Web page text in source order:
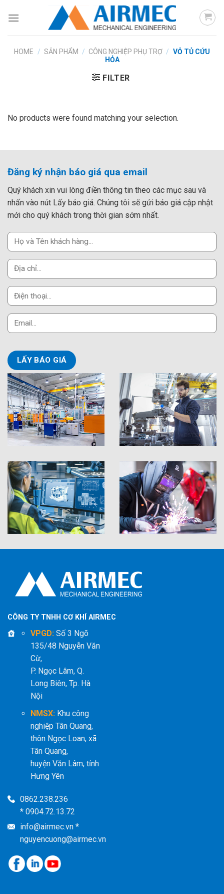
HOME / SẢN PHẨM / CÔNG NGHIỆP PHỤ TRỢ / VỎ TỦ CỨU
HỎA
FILTER
No products were found matching your selection.
Đăng ký nhận báo giá qua email
Quý khách xin vui lòng điền thông tin theo các mục sau và
nhấn vào nút Lấy báo giá. Chúng tôi sẽ gửi báo giá cập nhật
mới cho quý khách trong thời gian sớm nhất.
CÔNG TY TNHH CƠ KHÍ AIRMEC
VPGD:Số 3 Ngõ
135/48 Nguyễn Văn
Cừ,
P. Ngọc Lâm, Q.
Long Biên, Tp. Hà
Nội
NMSX:Khu công
nghiệp Tân Quang,
thôn Ngọc Loan, xã
Tân Quang,
huyện Văn Lâm, tỉnh
Hưng Yên
0862.238.236
* 0904.72.13.72
info@airmec.vn *
nguyencuong@airmec.vn